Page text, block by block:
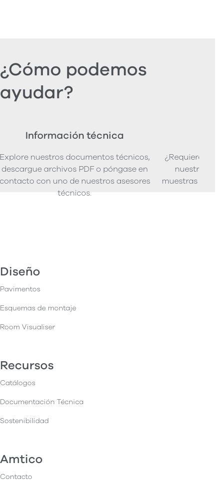
¿Cómo podemos
ayudar?
Información técnica
Explore nuestros documentos técnicos,
descargue archivos PDF o póngase en
con uno de nuestros asesores
técnicos.
¿Requiere
nuestra
muestras de
Diseño
Pavimentos
Esquemas de montaje
Room Visualiser
Recursos
Catálogos
Documentación Técnica
Sostenibilidad
Amtico
Contacto